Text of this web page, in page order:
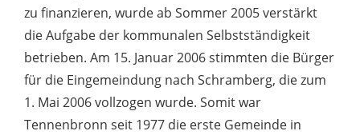
zu finanzieren, wurde ab Sommer 2005 verstärkt
die Aufgabe der kommunalen Selbstständigkeit
betrieben. Am 15. Januar 2006 stimmten die Bürger
für die Eingemeindung nach Schramberg, die zum
1. Mai 2006 vollzogen wurde. Somit war
Tennenbronn seit 1977 die erste Gemeinde in